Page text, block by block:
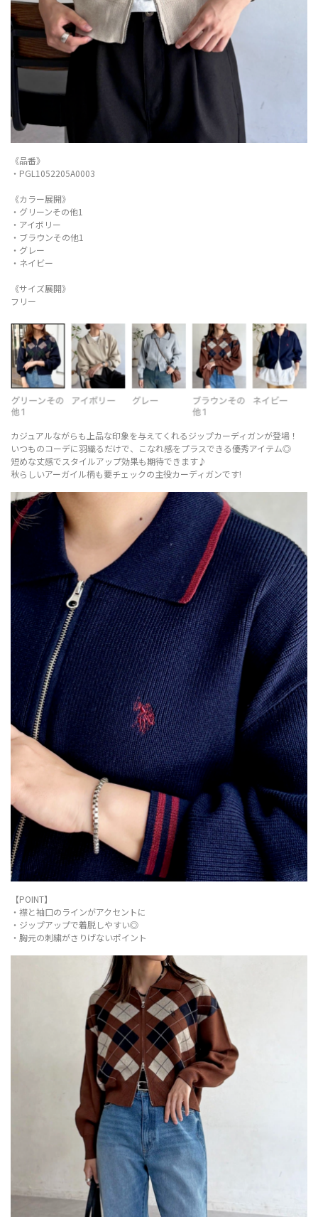
《品番》
・PGL1052205A0003
《カラー展開》
・グリーンその他1
・アイボリー
・ブラウンその他1
・グレー
・ネイビー
《サイズ展開》
フリー
カジュアルながらも上品な印象を与えてくれるジップカーディガンが登場！
いつものコーデに羽織るだけで、こなれ感をプラスできる優秀アイテム◎
短めな丈感でスタイルアップ効果も期待できます♪
秋らしいアーガイル柄も要チェックの主役カーディガンです!
【POINT】
・襟と袖口のラインがアクセントに
・ジップアップで着脱しやすい◎
・胸元の刺繍がさりげないポイント